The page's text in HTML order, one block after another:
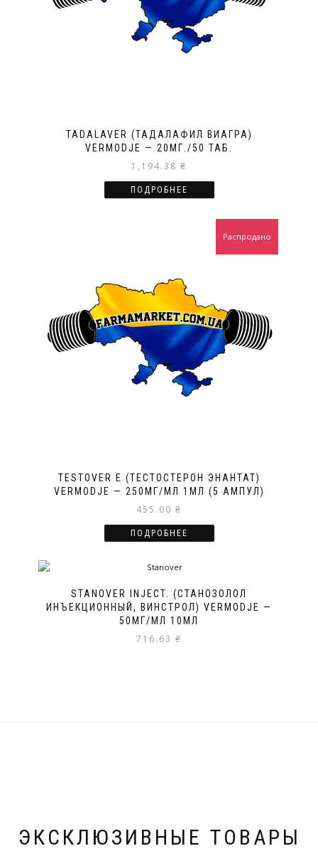
TADALAVER (ТАДАЛАФИЛ ВИАГРА)
VERMODJE — 20МГ./50 ТАБ.
1,194.38 ₴
ПОДРОБНЕЕ
TESTOVER E (ТЕСТОСТЕРОН ЭНАНТАТ)
VERMODJE — 250МГ/МЛ 1МЛ (5 АМПУЛ)
455.00 ₴
Распродано
ПОДРОБНЕЕ
STANOVER INJECT. (СТАНОЗОЛОЛ
ИНЪЕКЦИОННЫЙ, ВИНСТРОЛ) VERMODJE —
50МГ/МЛ 10МЛ
716.63 ₴
ЭКСКЛЮЗИВНЫЕ ТОВАРЫ